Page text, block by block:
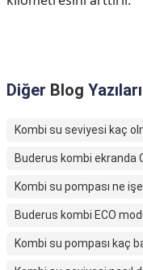
Diğer Blog Yazıları
Kombi su seviyesi kaç
Buderus kombi ekranda
Kombi su pompası ne
Buderus kombi ECO
Kombi su pompası kaç